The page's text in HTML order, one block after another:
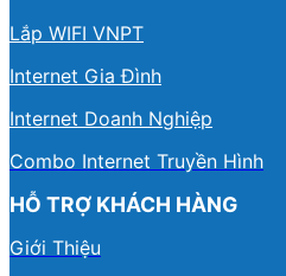
Lắp WIFI VNPT
Internet Gia Đình
Internet Doanh Nghiệp
Combo Internet Truyền Hình
HỖ TRỢ KHÁCH HÀNG
Giới Thiệu